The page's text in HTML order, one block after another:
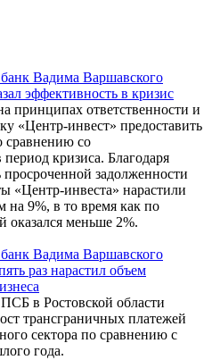
эффективность в кризис
принципах ответственности и
«Центр-инвест» предоставить
сравнению со
кризиса. Благодаря
задолженности
«Центр-инвеста» нарастили
на 9%, в то время как по
оказался меньше 2%.
раз нарастил объем
в Ростовской области
трансграничных платежей
сектора по сравнению с
года.